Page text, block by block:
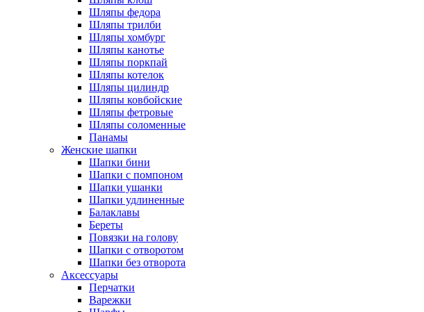
Шляпы федора
Шляпы трилби
Шляпы хомбург
Шляпы канотье
Шляпы поркпай
Шляпы котелок
Шляпы цилиндр
Шляпы ковбойские
Шляпы фетровые
Шляпы соломенные
Панамы
Женские шапки
Шапки бини
Шапки с помпоном
Шапки ушанки
Шапки удлиненные
Балаклавы
Береты
Повязки на голову
Шапки с отворотом
Шапки без отворота
Аксессуары
Перчатки
Варежки